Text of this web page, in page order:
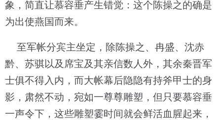
象，简直让慕容垂产生错觉：这个陈操之的确是
为出使燕国而来。
至军帐分宾主坐定，除陈操之、冉盛、沈赤
黔、苏骐以及席宝及其亲信数人外，其余秦晋军
士俱不得入内，而大帐幕后隐隐有持斧甲士的身
影，肃然不动，宛如一尊尊雕塑，但只要慕容垂
一声令下，这些雕塑霎时间就会鲜活血腥起来，